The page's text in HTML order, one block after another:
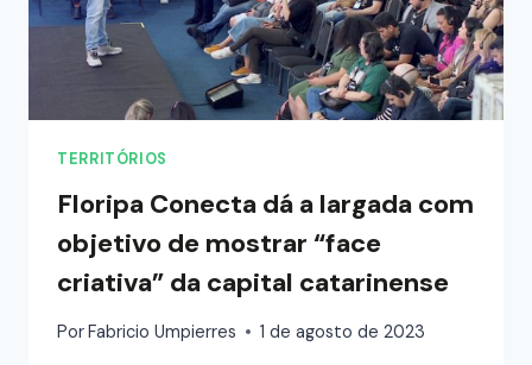
TERRITÓRIOS
Floripa Conecta dá a largada com
objetivo de mostrar “face
criativa” da capital catarinense
PorFabricio Umpierres 1 de agosto de 2023